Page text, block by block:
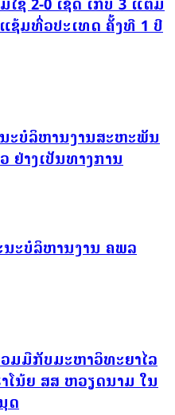
ຊ 2-0 ເຊັດ ເກັບ 3 ແຕ້ມ
ຊ້ມທົ່ວປະເທດ ຄັ້ງທີ 1 ປີ
ະບໍລິຫານງານສະຫະພັນ
ຢ່າງເປັນທາງການ
ະບໍລິຫານງານ ຄພລ
ມມືກັບມະຫາວິທະຍາໄລ
ໂນ້ຍ ສສ ຫວຽດນາມ ໃນ
ດ